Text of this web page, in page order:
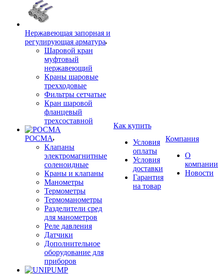
Нержавеющая запорная и
регулирующая арматура
Шаровой кран
муфтовый
нержавеющий
Краны шаровые
трехходовые
Фильтры сетчатые
Кран шаровой
фланцевый
трехсоставной
РОСМА
Клапаны
электромагнитные
соленоидные
Краны и клапаны
Манометры
Термометры
Термоманометры
Разделители сред
для манометров
Реле давления
Датчики
Дополнительное
оборудование для
приборов
Как купить
Условия
оплаты
Условия
доставки
Гарантия
на товар
Компания
О
компании
Новости